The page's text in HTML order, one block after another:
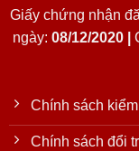
Giấy chứng nhận
ngày: 08/12/2020 |
Chính sách
Chính sách đổi